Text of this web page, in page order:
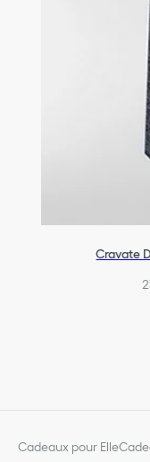
Cravate
Cadeaux pour Elle